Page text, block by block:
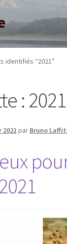
identifiés “2021”
: 2021
2021 par Bruno